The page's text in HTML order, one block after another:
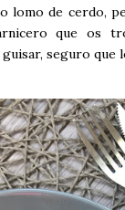
lomo de cerdo,
que os
seguro que